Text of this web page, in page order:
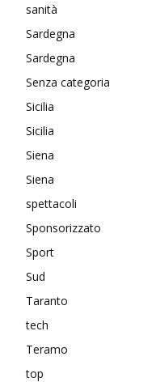
sanità
Sardegna
Sardegna
Senza categoria
Sicilia
Sicilia
Siena
Siena
spettacoli
Sponsorizzato
Sport
Sud
Taranto
tech
Teramo
top